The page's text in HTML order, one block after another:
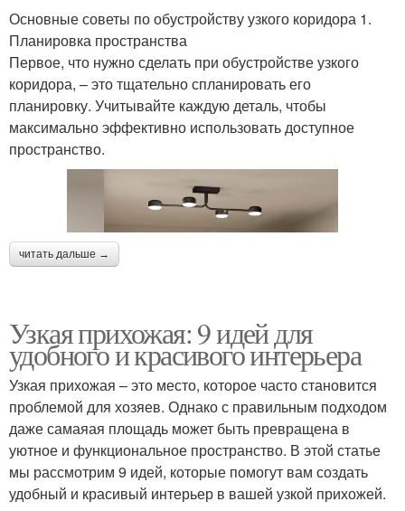
Основные советы по обустройству узкого коридора 1.
Планировка пространства
Первое, что нужно сделать при обустройстве узкого
коридора, – это тщательно спланировать его
планировку. Учитывайте каждую деталь, чтобы
максимально эффективно использовать доступное
пространство.
читать дальше →
Узкая прихожая: 9 идей для
удобного и красивого интерьера
Узкая прихожая – это место, которое часто становится
проблемой для хозяев. Однако с правильным подходом
даже самаяая площадь может быть превращена в
уютное и функциональное пространство. В этой статье
мы рассмотрим 9 идей, которые помогут вам создать
удобный и красивый интерьер в вашей узкой прихожей.